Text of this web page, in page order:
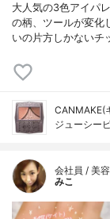
大人気の3色アイパ
の柄、ツールが変化
いの片方しかないチ
CANMAKE(
ジューシー
会社員 / 美
みこ